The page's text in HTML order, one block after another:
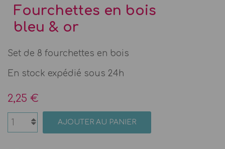
Fourchettes en bois
bleu & or
Set de 8 fourchettes en bois
En stock expédié sous 24h
2,25 €
AJOUTER AU PANIER